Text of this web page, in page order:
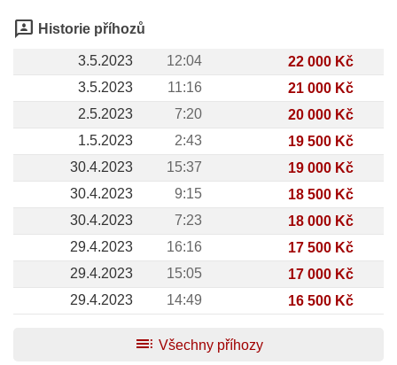
3p Historie příhozů
3.5.2023 12:04
22 000 Kč
3.5.2023
11:16
21 000 Kč
2.5.2023
7:20
20 000 Kč
1.5.2023
2:43
19 500 Kč
30.4.2023
15:37
19 000 Kč
30.4.2023
9:15
18 500 Kč
30.4.2023
7:23
18 000 Kč
29.4.2023
16:16
17 500 Kč
29.4.2023
15:05
17 000 Kč
29.4.2023
14:49 16 500 Kč
toc Všechny příhozy